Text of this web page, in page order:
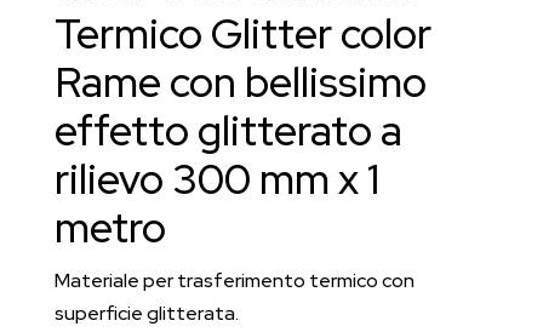
metro
quantità
Termico Glitter color
Rame con bellissimo
effetto glitterato a
rilievo 300 mm x 1
metro
Materiale per trasferimento termico con
superficie glitterata.